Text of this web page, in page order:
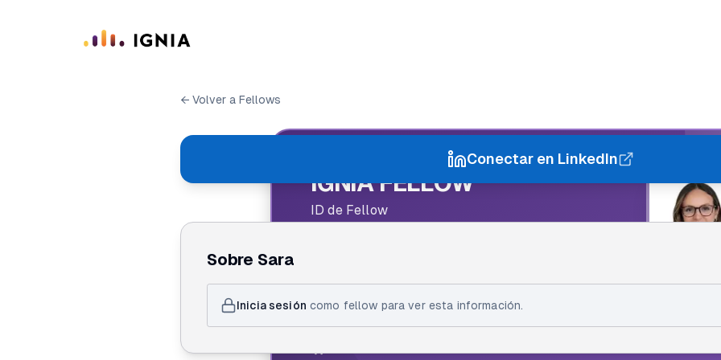
← Volver a Fellows
IGNIA FELLOW
ID de Fellow
Sara Lucía Rodríguez
Conectar en LinkedIn
Sobre Sara
Inicia sesión como fellow para ver esta información.